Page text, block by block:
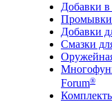
Добавки в
Промывки
Добавки
Смазки
Forum®